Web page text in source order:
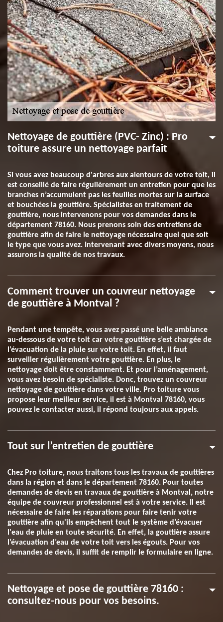
Nettoyage de gouttière (PVC- Zinc) : Pro
toiture assure un nettoyage parfait
Si vous avez beaucoup d'arbres aux alentours de votre toit, il
est conseillé de faire régulièrement un entretien pour que les
branches n’accumulent pas les feuilles mortes sur la surface
et bouchées la gouttière. Spécialistes en traitement de
gouttière, nous intervenons pour vos demandes dans le
département 78160. Nous prenons soin des entretiens de
gouttière afin de faire le nettoyage nécessaire quel que soit
le type que vous avez. Intervenant avec divers moyens, nous
assurons la qualité de nos travaux.
Comment trouver un couvreur nettoyage
de gouttière à Montval ?
Pendant une tempête, vous avez passé une belle ambiance
au-dessous de votre toit car votre gouttière s’est chargée de
l’évacuation de la pluie sur votre toit. En effet, il faut
surveiller régulièrement votre gouttière. En plus, le
nettoyage doit être constamment. Et pour l’aménagement,
vous avez besoin de spécialiste. Donc, trouvez un couvreur
nettoyage de gouttière dans votre ville. Pro toiture vous
propose leur meilleur service, il est à Montval 78160, vous
pouvez le contacter aussi, il répond toujours aux appels.
Tout sur l’entretien de gouttière
Chez Pro toiture, nous traitons tous les travaux de gouttières
dans la région et dans le département 78160. Pour toutes
demandes de devis en travaux de gouttière à Montval, notre
équipe de couvreur professionnel est à votre service. Il est
nécessaire de faire les réparations pour faire tenir votre
gouttière afin qu'ils empêchent tout le système d’évacuer
l'eau de pluie en toute sécurité. En effet, la gouttière assure
l’évacuation d’eau de votre toit vers les égouts. Pour vos
demandes de devis, il suffit de remplir le formulaire en ligne.
Nettoyage et pose de gouttière 78160 :
consultez-nous pour vos besoins.